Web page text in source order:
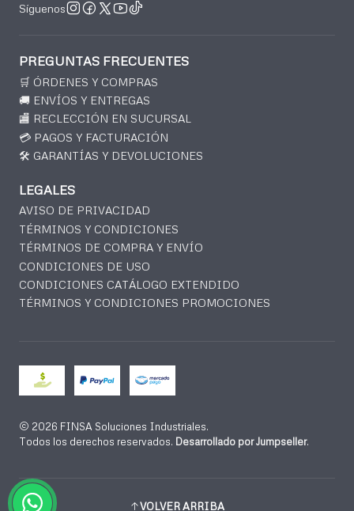
Síguenos
PREGUNTAS FRECUENTES
🛒 ÓRDENES Y COMPRAS
🚚 ENVÍOS Y ENTREGAS
🏬 RECLECCIÓN EN SUCURSAL
💳 PAGOS Y FACTURACIÓN
🛠️ GARANTÍAS Y DEVOLUCIONES
LEGALES
AVISO DE PRIVACIDAD
TÉRMINOS Y CONDICIONES
TÉRMINOS DE COMPRA Y ENVÍO
CONDICIONES DE USO
CONDICIONES CATÁLOGO EXTENDIDO
TÉRMINOS Y CONDICIONES PROMOCIONES
2026 FINSA Soluciones Industriales.
Todos los derechos reservados. Desarrollado por Jumpseller.
VOLVER ARRIBA